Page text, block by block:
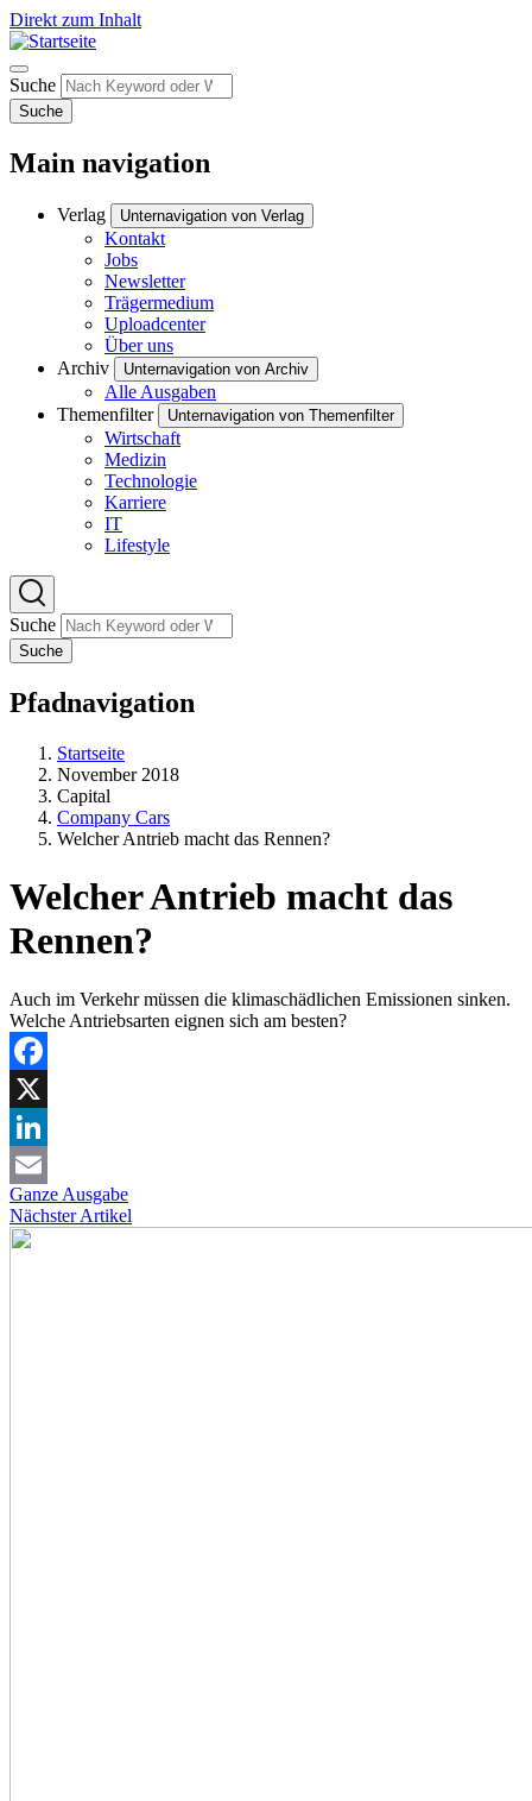
Direkt zum Inhalt
Suche
Suche
Main navigation
Verlag Unternavigation von Verlag
Kontakt
Jobs
Newsletter
Trägermedium
Uploadcenter
Über uns
Archiv
Unternavigation von Archiv
Alle Ausgaben
Themenfilter
Unternavigation von Themenfilter
Wirtschaft
Medizin
Technologie
Karriere
IT
Lifestyle
Suche
Suche
Pfadnavigation
Startseite
November 2018
Capital
Company Cars
Welcher Antrieb macht das Rennen?
Welcher Antrieb macht das
Rennen?
Auch im Verkehr müssen die klimaschädlichen Emissionen sinken.
Welche Antriebsarten eignen sich am besten?
Facebook
X
LinkedIn
Email
Ganze Ausgabe
Nächster Artikel